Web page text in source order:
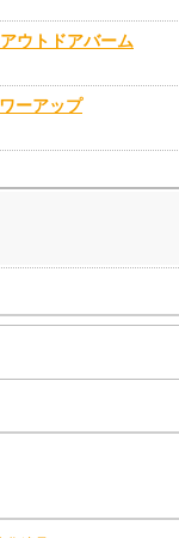
ウトドアバーム
ーアップ